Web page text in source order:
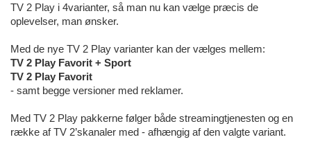
TV 2 Play i 4varianter, så man nu kan vælge præcis de
oplevelser, man ønsker.
Med de nye TV 2 Play varianter kan der vælges mellem:
TV 2 Play Favorit + Sport
TV 2 Play Favorit
- samt begge versioner med reklamer.
Med TV 2 Play pakkerne følger både streamingtjenesten og en
række af TV 2’skanaler med - afhængig af den valgte variant.